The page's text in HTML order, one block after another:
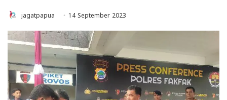
jagatpapua 14 September 2023